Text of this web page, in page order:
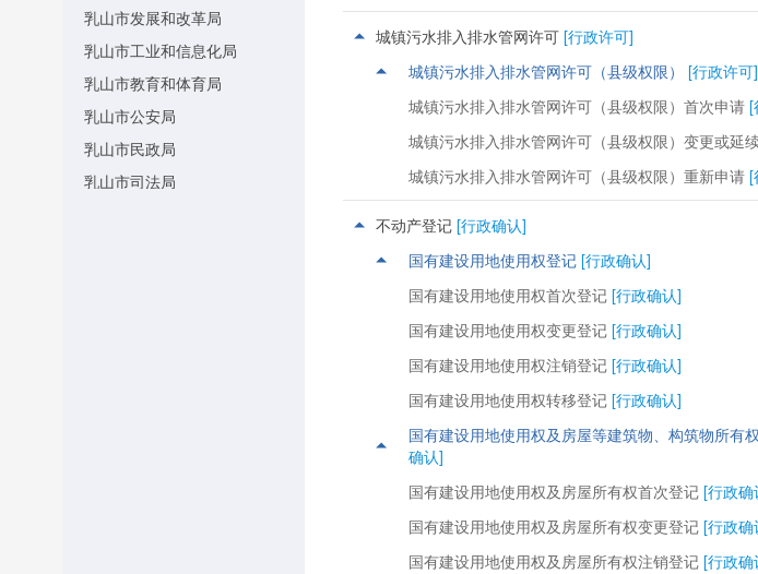
乳山市发展和改革局
乳山市工业和信息化局
乳山市教育和体育局
乳山市公安局
乳山市民政局
乳山市司法局
城镇污水排入排水管网许可 [行政许可]
城镇污水排入排水管网许可（县级权限） [行政许可]
城镇污水排入排水管网许可（县级权限）首次申请 [
城镇污水排入排水管网许可（县级权限）变更或延
城镇污水排入排水管网许可（县级权限）重新申请 [
不动产登记 [行政确认]
国有建设用地使用权登记 [行政确认]
国有建设用地使用权首次登记 [行政确认]
国有建设用地使用权变更登记 [行政确认]
国有建设用地使用权注销登记 [行政确认]
国有建设用地使用权转移登记 [行政确认]
国有建设用地使用权及房屋等建筑物、构筑物所有
确认]
国有建设用地使用权及房屋所有权首次登记 [行政确
国有建设用地使用权及房屋所有权变更登记 [行政确
国有建设用地使用权及房屋所有权注销登记 [行政确